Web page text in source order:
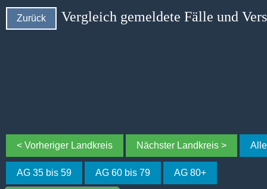
Zurück Vergleich gemeldete Fälle und
< Vorheriger Landkreis Nächster Landkreis >
AG 35 bis 59 AG 60 bis 79 AG 80+